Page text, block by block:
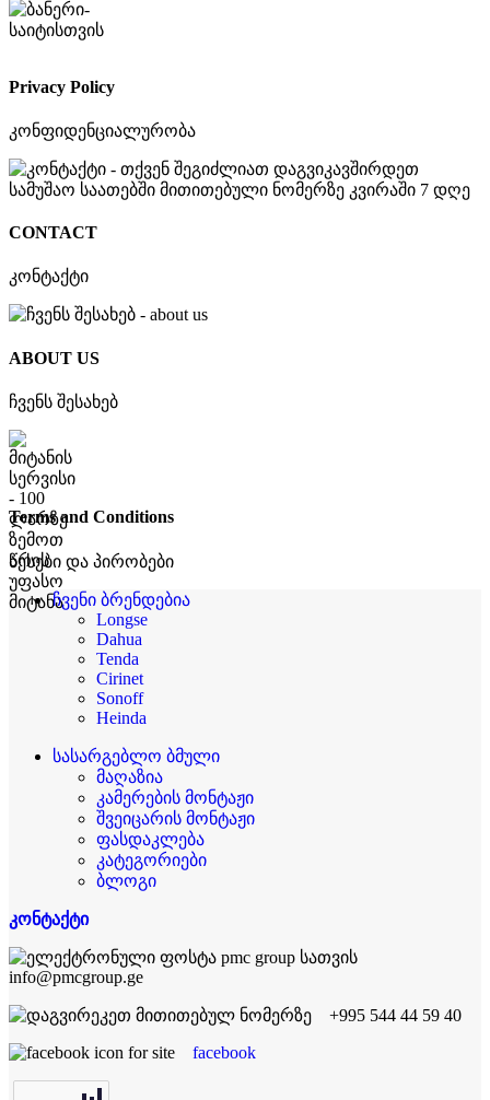
Privacy Policy
კონფიდენციალურობა
CONTACT
კონტაქტი
ABOUT US
ჩვენს შესახებ
Terms and Conditions
წესები და პირობები
ჩვენი ბრენდებია
Longse
Dahua
Tenda
Cirinet
Sonoff
Heinda
სასარგებლო ბმული
მაღაზია
კამერების მონტაჟი
შვეიცარის მონტაჟი
ფასდაკლება
კატეგორიები
ბლოგი
კონტაქტი
info@pmcgroup.ge
+995 544 44 59 40
facebook